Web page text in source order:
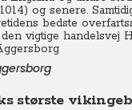
og senere.
bedste
vigtige handelsvej
største